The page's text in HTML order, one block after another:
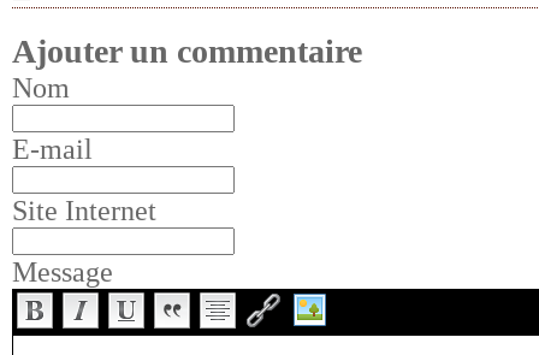
Ajouter un commentaire
Nom
E-mail
Site Internet
Message